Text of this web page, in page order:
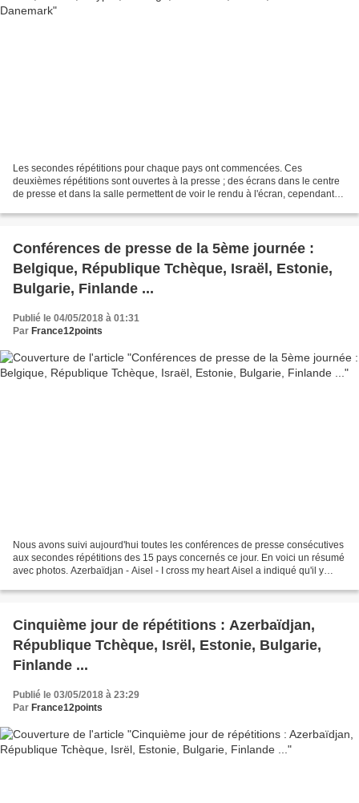
Les secondes répétitions pour chaque pays ont commencées. Ces
deuxièmes répétitions sont ouvertes à la presse ; des écrans dans le centre
de presse et dans la salle permettent de voir le rendu à l'écran, cependant
Conférences de presse de la 5ème journée :
Belgique, République Tchèque, Israël, Estonie,
Bulgarie, Finlande ...
Publié le 04/05/2018 à 01:31
Par France12points
Nous avons suivi aujourd'hui toutes les conférences de presse consécutives
aux secondes répétitions des 15 pays concernés ce jour. En voici un résumé
avec photos. Azerbaïdjan - Aisel - I cross my heart Aisel a indiqué qu'il y
Cinquième jour de répétitions : Azerbaïdjan,
République Tchèque, Isrël, Estonie, Bulgarie,
Finlande ...
Publié le 03/05/2018 à 23:29
Par France12points